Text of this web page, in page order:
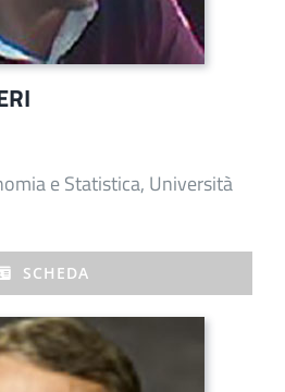
e Statistica, Università
SCHEDA